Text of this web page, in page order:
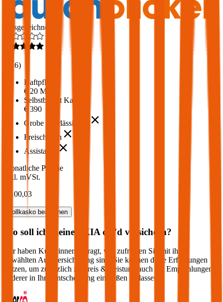
Ausgezeichnet
216)
Haftpflicht
€ 20 Mio.
Selbstbehalt Kasko
€ 390
Grobe Fahrlässigkeit
Freischaden
Assistance
Monatliche Prämie
inkl. mVSt.
€ 100,03
Vollkasko berechnen
Wo soll ich meinen KIA cee'd versichern?
Wir haben Kund:innen befragt, wie zufrieden Sie mit ihrer
gewählten Autoversicherung sind. Sie können diese Erfahrungen
nutzen, um zusätzlich zu Preis & Leistung auch die Empfehlungen
anderer in Ihre Entscheidung einfließen zu lassen: